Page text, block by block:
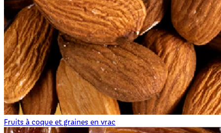
Fruits à coque et graines en vrac